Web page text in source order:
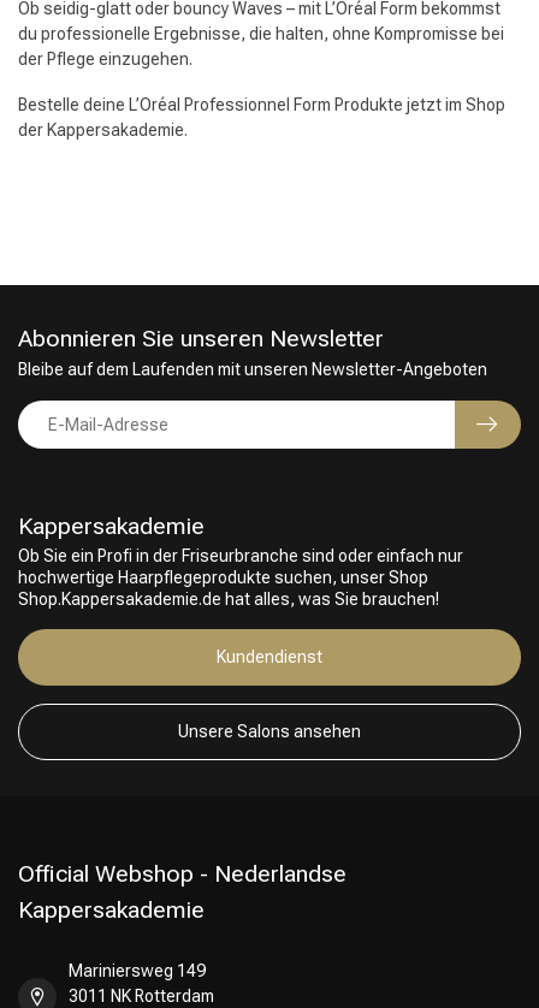
Friseurwahl
Ob seidig-glatt oder bouncy Waves – mit L’Oréal Form bekommst
du professionelle Ergebnisse, die halten, ohne Kompromisse bei
der Pflege einzugehen.
Bestelle deine L’Oréal Professionnel Form Produkte jetzt im Shop
der Kappersakademie.
Kappersakademie
Ob Sie ein Profi in der Friseurbranche sind oder einfach nur
hochwertige Haarpflegeprodukte suchen, unser Shop
Shop.Kappersakademie.de hat alles, was Sie brauchen!
Kundendienst
Unsere Salons ansehen
Abonnieren Sie unseren Newsletter
Bleibe auf dem Laufenden mit unseren Newsletter-Angeboten
Official Webshop - Nederlandse
Kappersakademie
Mariniersweg 149
3011 NK Rotterdam